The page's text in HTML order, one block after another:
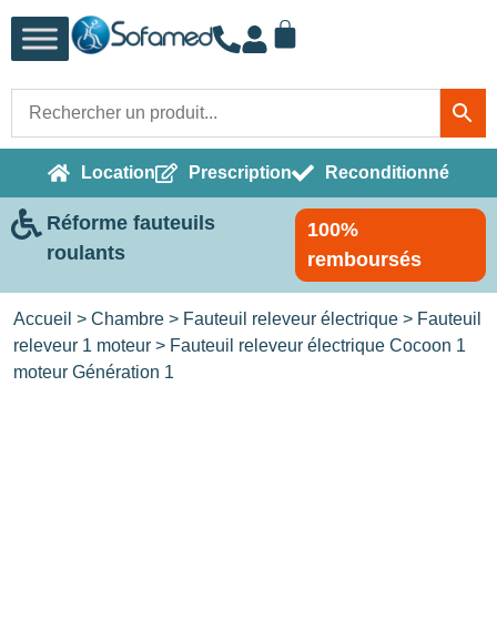
Location Prescription Reconditionné
Réforme fauteuils
roulants
100%
remboursés
Accueil > Chambre > Fauteuil releveur électrique > Fauteuil
releveur 1 moteur > Fauteuil releveur électrique Cocoon 1
moteur Génération 1